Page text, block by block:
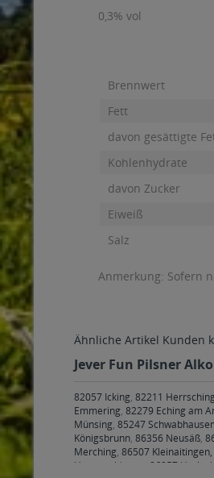
0,3% vol
Brennwert
Fett
davon gesättigte
Kohlenhydrate
davon Zucker
Eiweiß
Salz
Anmerkung: Sofern
Ähnliche Artikel Kunden
Jever Fun Pilsner
82057 Icking, 82211
Emmering, 82279 Eching am
Münsing, 85247
Königsbrunn, 86356 Neusäß,
Merching, 86507
Untermeitingen
86857 Hurlach